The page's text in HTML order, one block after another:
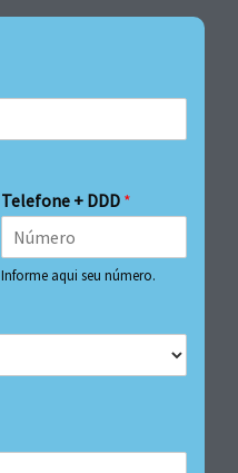
Telefone + DDD *
Informe aqui seu número.